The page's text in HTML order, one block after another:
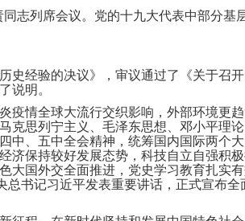
志列席会议。党的十九大代表中部分基
史经验的决议》，审议通过了《关于召
说明。
疫情全球大流行交织影响，外部环境更
思列宁主义、毛泽东思想、邓小平理论
中、五中全会精神，统筹国内国际两个
济保持较好发展态势，科技自立自强积
大国外交全面推进，党史学习教育扎实
书记习近平发表重要讲话，正式宣布全